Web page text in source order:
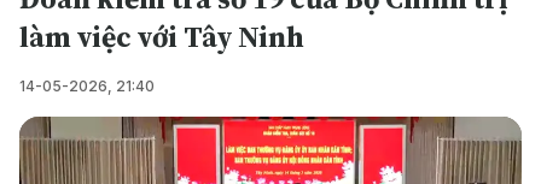
làm việc với Tây Ninh
14-05-2026, 21:40